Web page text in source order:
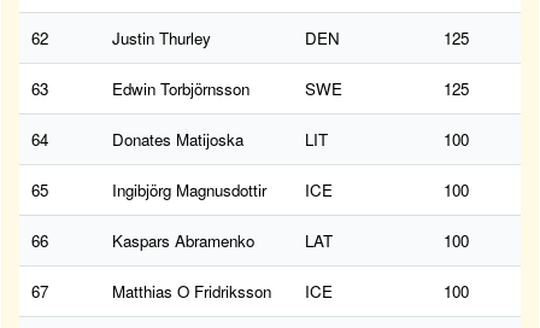
62 Justin Thurley DEN 125
63 Edwin Torbjörnsson SWE 125
64 Donates Matijoska LIT 100
65 Ingibjörg Magnusdottir ICE 100
66 Kaspars Abramenko LAT 100
67 Matthias O Fridriksson ICE 100